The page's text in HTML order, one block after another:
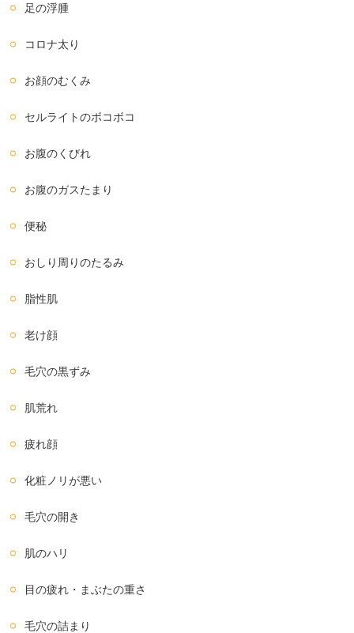
足の浮腫
コロナ太り
お顔のむくみ
セルライトのボコボコ
お腹のくびれ
お腹のガスたまり
便秘
おしり周りのたるみ
脂性肌
老け顔
毛穴の黒ずみ
肌荒れ
疲れ顔
化粧ノリが悪い
毛穴の開き
肌のハリ
目の疲れ・まぶたの重さ
毛穴の詰まり